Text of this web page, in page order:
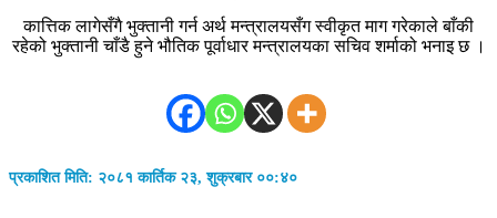
कात्तिक लागेसँगै भुक्तानी गर्न अर्थ मन्त्रालयसँग स्वीकृत माग गरेकाले बाँकी
रहेको भुक्तानी चाँडै हुने भौतिक पूर्वाधार मन्त्रालयका सचिव शर्माको भनाइ छ ।
प्रकाशित मिति: २०८१ कार्तिक २३, शुक्रबार ००:४०